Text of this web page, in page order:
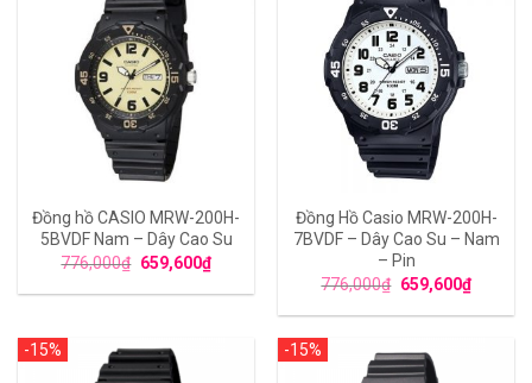
Đồng hồ CASIO MRW-200H-
5BVDF Nam – Dây Cao Su
776,000₫ 659,600₫
Đồng Hồ Casio MRW-200H-
7BVDF – Dây Cao Su – Nam
– Pin
776,000₫ 659,600₫
-15% -15%